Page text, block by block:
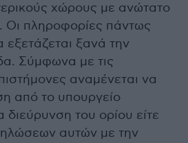
χώρους με ανώτατο
. Οι πληροφορίες πάντως
ξανά την
Σύμφωνα με τις
αναμένεται να
από το υπουργείο
διεύρυνση του ορίου είτε
αυτών με την